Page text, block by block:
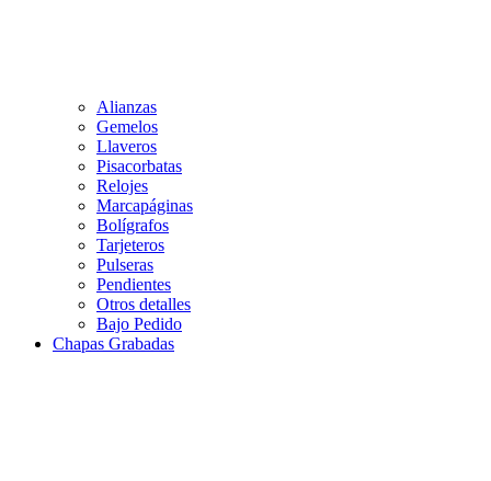
Alianzas
Gemelos
Llaveros
Pisacorbatas
Relojes
Marcapáginas
Bolígrafos
Tarjeteros
Pulseras
Pendientes
Otros detalles
Bajo Pedido
Chapas Grabadas